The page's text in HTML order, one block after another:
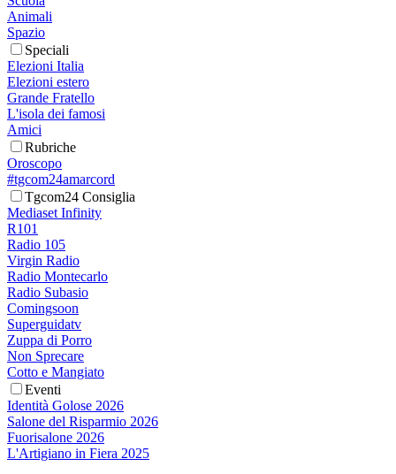
Animali
Spazio
Speciali
Elezioni Italia
Elezioni estero
Grande Fratello
L'isola dei famosi
Amici
Rubriche
Oroscopo
#tgcom24amarcord
Tgcom24 Consiglia
Mediaset Infinity
R101
Radio 105
Virgin Radio
Radio Montecarlo
Radio Subasio
Comingsoon
Superguidatv
Zuppa di Porro
Non Sprecare
Cotto e Mangiato
Eventi
Identità Golose 2026
Salone del Risparmio 2026
Fuorisalone 2026
L'Artigiano in Fiera 2025